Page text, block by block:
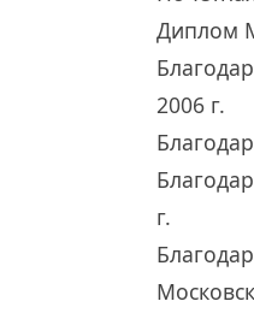
Диплом
2006 г.
г.